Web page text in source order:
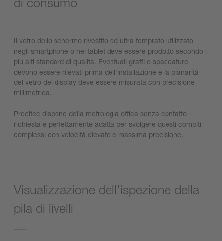
Il vetro dello schermo rivestito ed ultra temprato utilizzato
negli smartphone o nei tablet deve essere prodotto secondo i
più alti standard di qualità. Eventuali graffi o spaccature
devono essere rilevati prima dell'installazione e la planarità
del vetro del display deve essere misurata con precisione
millimetrica.
Precitec dispone della metrologia ottica senza contatto
richiesta e perfettamente adatta per svolgere questi compiti
complessi con velocità elevate e massima precisione.
Visualizzazione dell'ispezione della
pila di livelli